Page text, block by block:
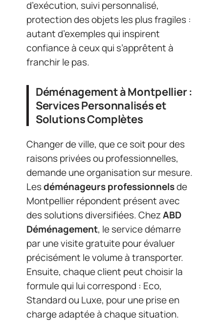
d’exécution, suivi personnalisé,
protection des objets les plus fragiles :
autant d’exemples qui inspirent
confiance à ceux qui s’apprêtent à
franchir le pas.
Déménagement à Montpellier :
Services Personnalisés et
Solutions Complètes
Changer de ville, que ce soit pour des
raisons privées ou professionnelles,
demande une organisation sur mesure.
Lesdéménageurs professionnelsde
Montpellier répondent présent avec
des solutions diversifiées. ChezABD
Déménagement, le service démarre
par une visite gratuite pour évaluer
précisément le volume à transporter.
Ensuite, chaque client peut choisir la
formule qui lui correspond : Eco,
Standard ou Luxe, pour une prise en
charge adaptée à chaque situation.